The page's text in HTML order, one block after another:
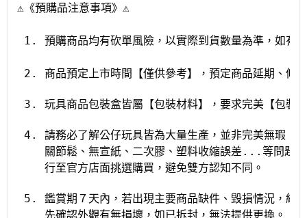
⚠️《預購品注意事項》⚠️️
1. 預購商品均有砍單風險，以實際到貨數量為準，如有
2. 商品預定上市時間【僅供參考】，預定商品延期、修
3. 玩具商品包裝盒皆屬【包裝材料】，要求完美【包裝
4. 請務必了解公仔玩具皆為大量生產，並非完美無瑕，
關節鬆、無宣紙、二次膠、塑料收縮誤差...等問題
    行至官方店面挑選購買，避免雙方認知不同。
5. 鑑賞期７天內，若出現主要商品缺件、毀損情況，經
    先確認外觀有無損壞，如已拆封，無法提供更換。